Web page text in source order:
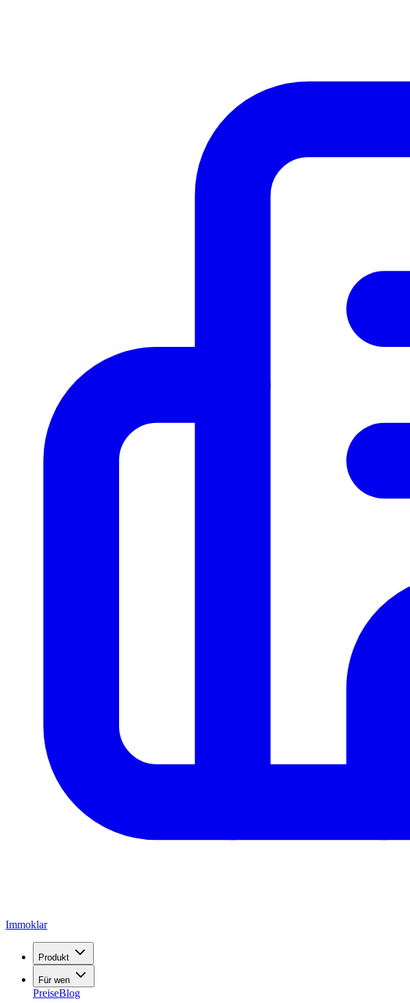
Immoklar
Produkt
Für wen
PreiseBlog